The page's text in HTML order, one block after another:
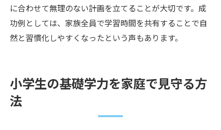
に合わせて無理のない計画を立てることが大切です。成
功例としては、家族全員で学習時間を共有することで自
然と習慣化しやすくなったという声もあります。
小学生の基礎学力を家庭で見守る方
法